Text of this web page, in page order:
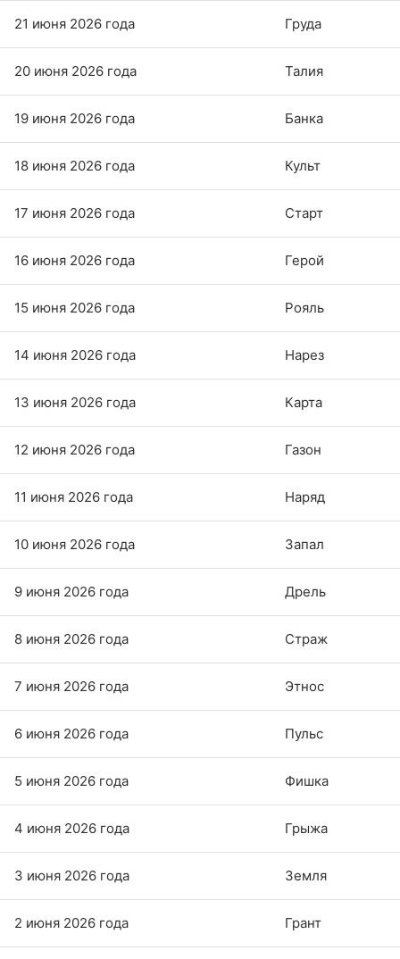
21 июня 2026 года Груда
20 июня 2026 года Талия
19 июня 2026 года Банка
18 июня 2026 года Культ
17 июня 2026 года Старт
16 июня 2026 года Герой
15 июня 2026 года Рояль
14 июня 2026 года Нарез
13 июня 2026 года Карта
12 июня 2026 года Газон
11 июня 2026 года Наряд
10 июня 2026 года Запал
9 июня 2026 года Дрель
8 июня 2026 года Страж
7 июня 2026 года Этнос
6 июня 2026 года Пульс
5 июня 2026 года Фишка
4 июня 2026 года Грыжа
3 июня 2026 года Земля
2 июня 2026 года Грант